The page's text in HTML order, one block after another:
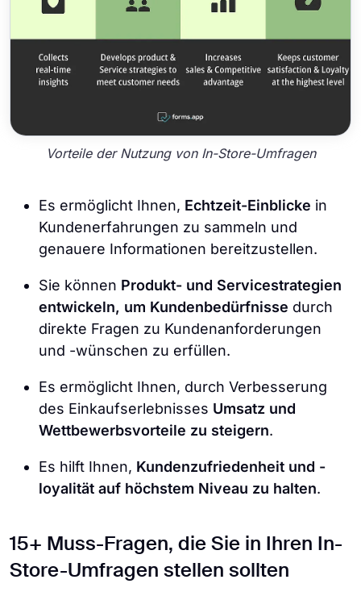
Vorteile der Nutzung von In-Store-Umfragen
Es ermöglicht Ihnen, Echtzeit-Einblicke in
Kundenerfahrungen zu sammeln und
genauere Informationen bereitzustellen.
Sie können Produkt- und Servicestrategien
entwickeln, um Kundenbedürfnisse durch
direkte Fragen zu Kundenanforderungen
und -wünschen zu erfüllen.
Es ermöglicht Ihnen, durch Verbesserung
des Einkaufserlebnisses Umsatz und
Wettbewerbsvorteile zu steigern.
Es hilft Ihnen, Kundenzufriedenheit und -
loyalität auf höchstem Niveau zu halten.
15+ Muss-Fragen, die Sie in Ihren In-
Store-Umfragen stellen sollten